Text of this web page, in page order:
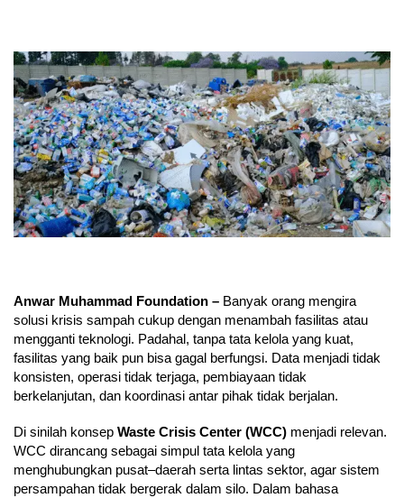
Anwar Muhammad Foundation – Banyak orang mengira
solusi krisis sampah cukup dengan menambah fasilitas atau
mengganti teknologi. Padahal, tanpa tata kelola yang kuat,
fasilitas yang baik pun bisa gagal berfungsi. Data menjadi tidak
konsisten, operasi tidak terjaga, pembiayaan tidak
berkelanjutan, dan koordinasi antar pihak tidak berjalan.
Di sinilah konsep Waste Crisis Center (WCC) menjadi relevan.
WCC dirancang sebagai simpul tata kelola yang
menghubungkan pusat–daerah serta lintas sektor, agar sistem
persampahan tidak bergerak dalam silo. Dalam bahasa